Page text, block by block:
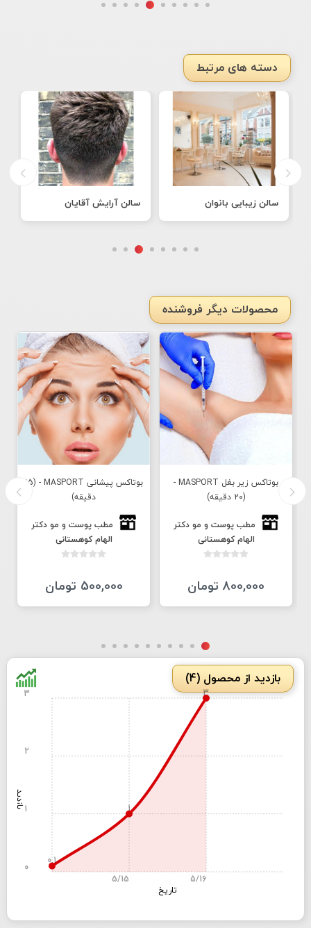
دسته های مرتبط
سالن زیبایی بانوان سالن آرایش آقایان
محصولات دیگر فروشنده
بوتاکس زیر بغل MASPORT -
(20 دقیقه)
مطب پوست و مو دكتر
الهام كوهستانى
800,000 تومان
بوتاکس پیشانی MASPORT - (15
دقیقه)
مطب پوست و مو دكتر
الهام كوهستانى
500,000 تومان
بازدید از محصول (4)
بازدید
تاریخ
0.1
1
3
5/15 5/16
0
1
2
3